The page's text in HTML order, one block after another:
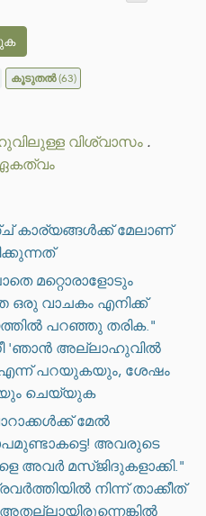
കൂടുതൽ(63)
വിശ്വാസം.
കാര്യങ്ങൾക്ക് മേലാണ്
മറ്റൊരാളോടും
ഒരു വാചകം എനിക്ക്
പറഞ്ഞു തരിക."
എന്ന് പറയുകയും, ശേഷം
ചെയ്യുക
മേൽ
അവരുടെ
അവർ മസ്ജിദുകളാക്കി."